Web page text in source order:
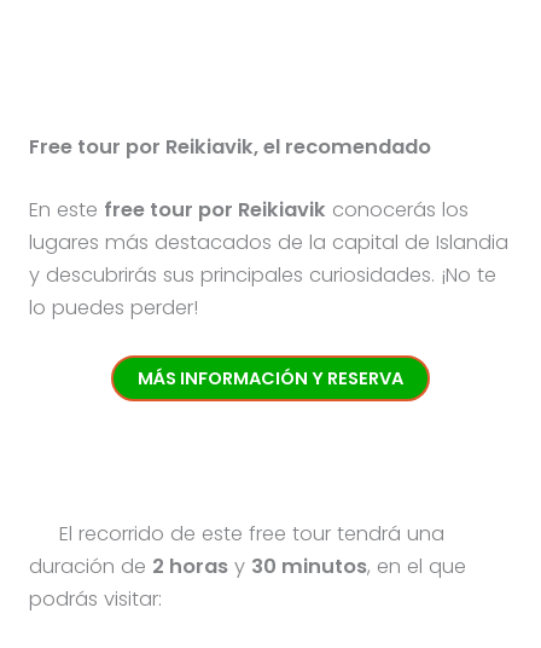
Free tour por Reikiavik, el recomendado
En este free tour por Reikiavik conocerás los
lugares más destacados de la capital de Islandia
y descubrirás sus principales curiosidades. ¡No te
lo puedes perder!
MÁS INFORMACIÓN Y RESERVA
El recorrido de este free tour tendrá una
duración de 2 horasy 30 minutos, en el que
podrás visitar: